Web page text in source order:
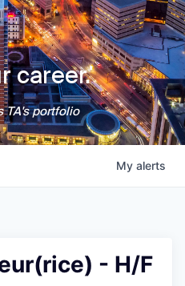
career.
TA's portfolio
My alerts
- H/F